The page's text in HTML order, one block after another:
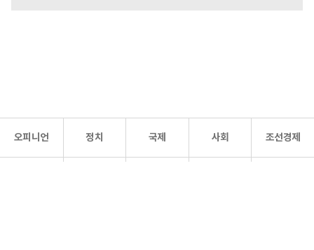
오피니언 정치 국제 사회 조선경제